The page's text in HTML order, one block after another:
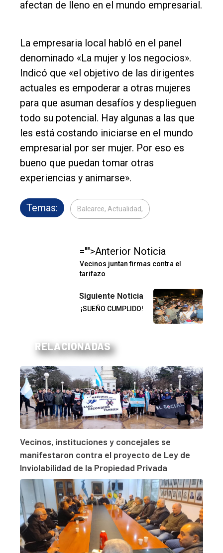
afectan de lleno en el mundo empresarial.
La empresaria local habló en el panel
denominado «La mujer y los negocios».
Indicó que «el objetivo de las dirigentes
actuales es empoderar a otras mujeres
para que asuman desafíos y desplieguen
todo su potencial. Hay algunas a las que
les está costando iniciarse en el mundo
empresarial por ser mujer. Por eso es
bueno que puedan tomar otras
experiencias y animarse».
Temas: Balcarce, Actualidad,
="">Anterior Noticia
Vecinos juntan firmas contra el
tarifazo
Siguiente Noticia
¡SUEÑO CUMPLIDO!
RELACIONADAS
Vecinos, instituciones y concejales se
manifestaron contra el proyecto de Ley de
Inviolabilidad de la Propiedad Privada